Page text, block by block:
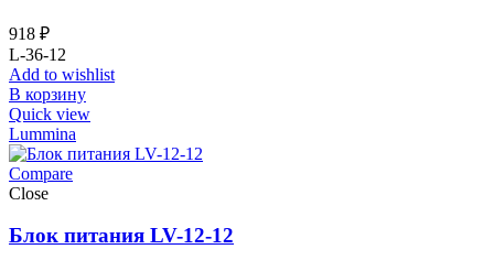
918 ₽
L-36-12
Add to wishlist
В корзину
Quick view
Lummina
Compare
Close
Блок питания LV-12-12